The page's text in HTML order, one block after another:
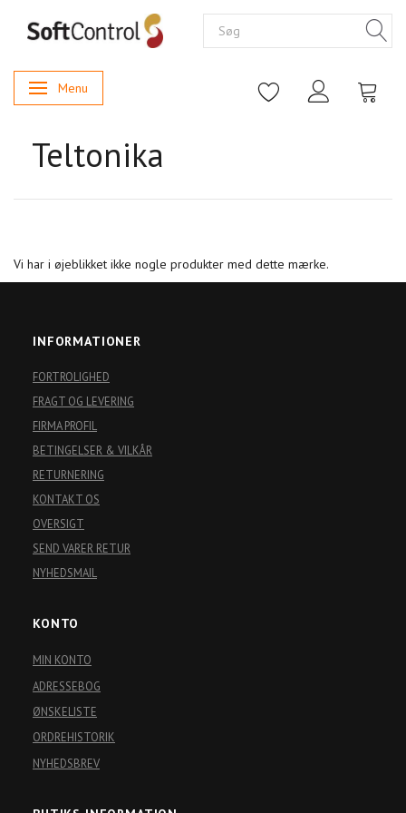
Skifte navigation
Menu
Teltonika
Vi har i øjeblikket ikke nogle produkter med dette mærke.
INFORMATIONER
FORTROLIGHED
FRAGT OG LEVERING
FIRMA PROFIL
BETINGELSER & VILKÅR
RETURNERING
KONTAKT OS
OVERSIGT
SEND VARER RETUR
NYHEDSMAIL
KONTO
MIN KONTO
ADRESSEBOG
ØNSKELISTE
ORDREHISTORIK
NYHEDSBREV